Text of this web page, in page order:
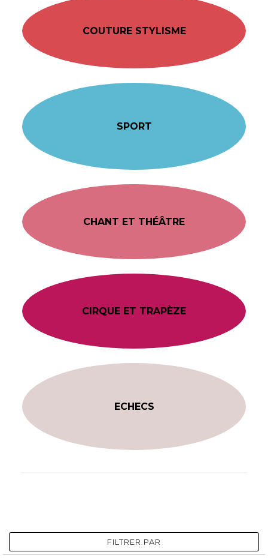
COUTURE STYLISME
SPORT
CHANT ET THÉÂTRE
CIRQUE ET TRAPÈZE
ECHECS
FILTRER PAR